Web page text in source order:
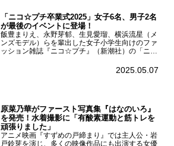
「ニコ☆プチ卒業式2025」女子6名、男子2名
が最後のイベントに登場！
飯豊まりえ、永野芽郁、生見愛瑠、横浜流星（メ
ンズモデル）らを輩出した女子小学生向けのファ
ッション雑誌『ニコ☆プチ』（新潮社）の「ニコ
モード学園コクーンタワーで開催され、卒業モデ
2025.05.07
原菜乃華がファースト写真集『はなのいろ』
を発売！水着撮影に「有酸素運動と筋トレを
頑張りました」
アニメ映画『すずめの戸締まり』では主人公・岩
戸鈴芽を演じ、多くの映像作品にも出演する女優